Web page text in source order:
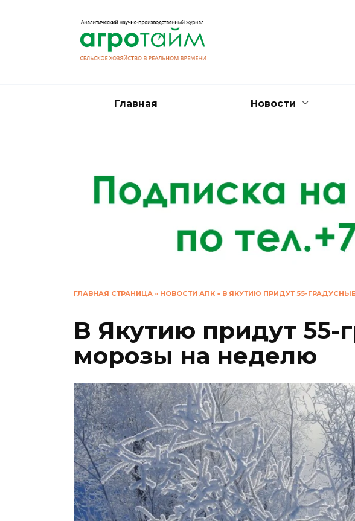
Главная Новости
ГЛАВНАЯ СТРАНИЦА » НОВОСТИ АПК » В ЯКУТИЮ ПРИДУТ 55-
В Якутию придут 55-
морозы на неделю